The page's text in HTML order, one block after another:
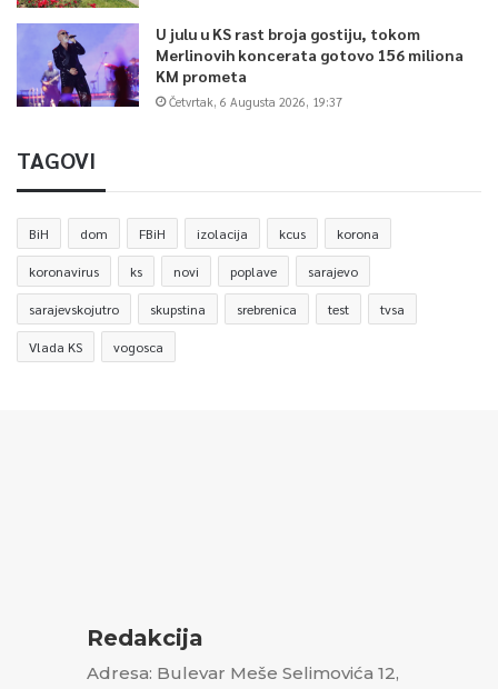
U julu u KS rast broja gostiju, tokom
Merlinovih koncerata gotovo 156 miliona
KM prometa
Četvrtak, 6 Augusta 2026, 19:37
TAGOVI
BiH dom FBiH izolacija kcus korona
koronavirus ks novi poplave sarajevo
sarajevskojutro skupstina srebrenica test tvsa
Vlada KS vogosca
Redakcija
Adresa: Bulevar Meše Selimovića 12,